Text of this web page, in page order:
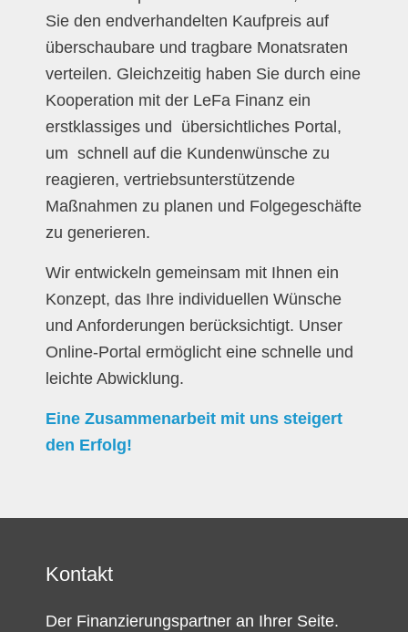
Sie den endverhandelten Kaufpreis auf
überschaubare und tragbare Monatsraten
verteilen. Gleichzeitig haben Sie durch eine
Kooperation mit der LeFa Finanz ein
erstklassiges und übersichtliches Portal,
um schnell auf die Kundenwünsche zu
reagieren, vertriebsunterstützende
Maßnahmen zu planen und Folgegeschäfte
zu generieren.
Wir entwickeln gemeinsam mit Ihnen ein
Konzept, das Ihre individuellen Wünsche
und Anforderungen berücksichtigt. Unser
Online-Portal ermöglicht eine schnelle und
leichte Abwicklung.
Eine Zusammenarbeit mit uns steigert
den Erfolg!
Kontakt
Der Finanzierungspartner an Ihrer Seite.